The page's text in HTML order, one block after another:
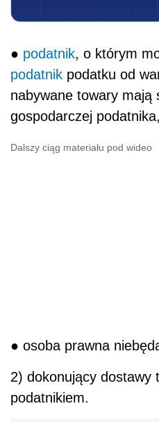
● podatnik, o którym
podatnik podatku od
nabywane towary mają
gospodarczej podatnika,
Dalszy ciąg materiału pod wideo
● osoba prawna
2) dokonujący dostawy
podatnikiem.